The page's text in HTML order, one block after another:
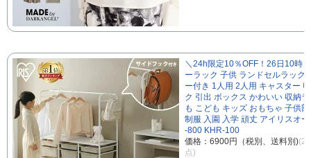
＼24h限定10％OFF！26日10時
ーラック 子供 ランドセルラック
ー付き 1人用 2人用 キャスター
ク 引出 ボックス かわいい 収納
も こども キッズ おもちゃ 子供
制服 入園 入学 頑丈 アイリスオ
-800 KHR-100
価格：6900円（税別、送料別)
点)